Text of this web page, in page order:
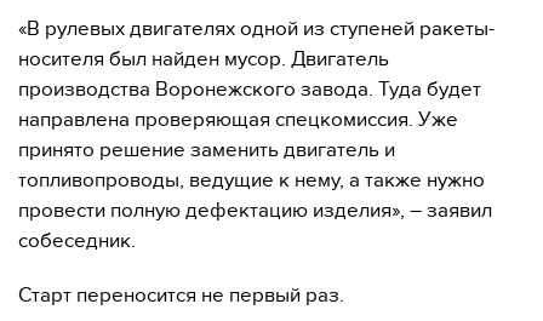
«В рулевых двигателях одной из ступеней ракеты-
носителя был найден мусор. Двигатель
производства Воронежского завода. Туда будет
направлена проверяющая спецкомиссия. Уже
принято решение заменить двигатель и
топливопроводы, ведущие к нему, а также нужно
провести полную дефектацию изделия», – заявил
собеседник.
Старт переносится не первый раз.